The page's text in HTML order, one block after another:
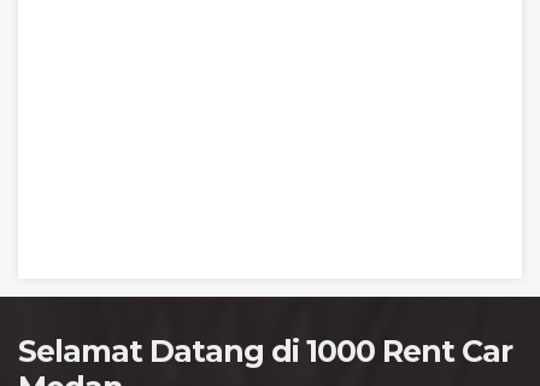
Selamat Datang di 1000 Rent Car